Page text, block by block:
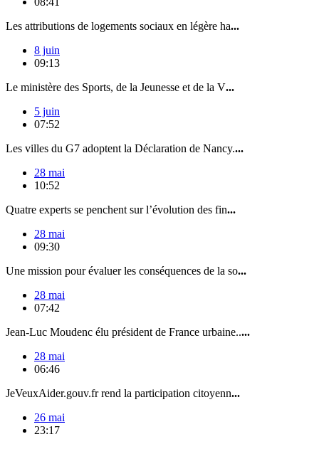
Les attributions de logements sociaux en légère ha...
8 juin
09:13
Le ministère des Sports, de la Jeunesse et de la V...
5 juin
07:52
Les villes du G7 adoptent la Déclaration de Nancy....
28 mai
10:52
Quatre experts se penchent sur l’évolution des fin...
28 mai
09:30
Une mission pour évaluer les conséquences de la so...
28 mai
07:42
Jean-Luc Moudenc élu président de France urbaine.....
28 mai
06:46
JeVeuxAider.gouv.fr rend la participation citoyenn...
26 mai
23:17